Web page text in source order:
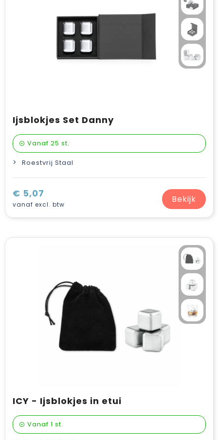
Ijsblokjes Set Danny
Vanaf 25 st.
Roestvrij Staal
€ 5,07
vanaf excl. btw Bekijk
ICY - Ijsblokjes in etui
Vanaf 1 st.